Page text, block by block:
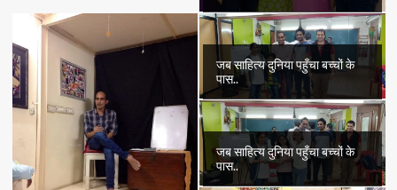
जब साहित्य दुनिया पहुँचा बच्चों के
पास..
जब साहित्य दुनिया पहुँचा बच्चों के
पास..